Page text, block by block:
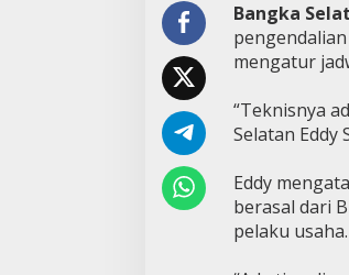
Bangka
mengatur
“Teknisnya
Selatan Eddy
Eddy
berasal dari
pelaku usaha.